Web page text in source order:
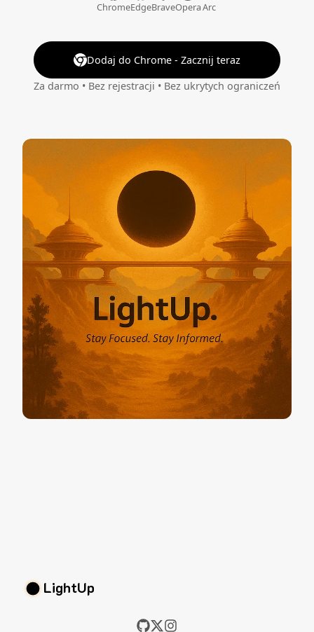
ChromeEdgeBraveOperaArc
Dodaj do Chrome - Zacznij teraz
Za darmo • Bez rejestracji • Bez ukrytych ograniczeń
LightUp